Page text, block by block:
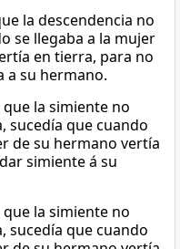
la descendencia no
se llegaba a la mujer
en tierra, para no
a su hermano.
la simiente no
sucedía que cuando
de su hermano vertía
simiente á su
la simiente no
sucedía que cuando